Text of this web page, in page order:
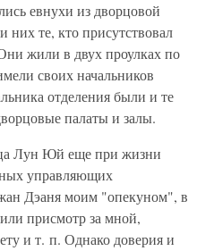
евнухи из дворцовой
них те, кто присутствовал
жили в двух проулках по
своих начальников
отделения были и те
палаты и залы.
Лун Юй еще при жизни
управляющих
Дэаня моим "опекуном", в
присмотр за мной,
и т. п. Однако доверия и